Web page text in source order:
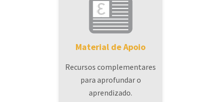
Material de Apoio
Recursos complementares
para aprofundar o
aprendizado.